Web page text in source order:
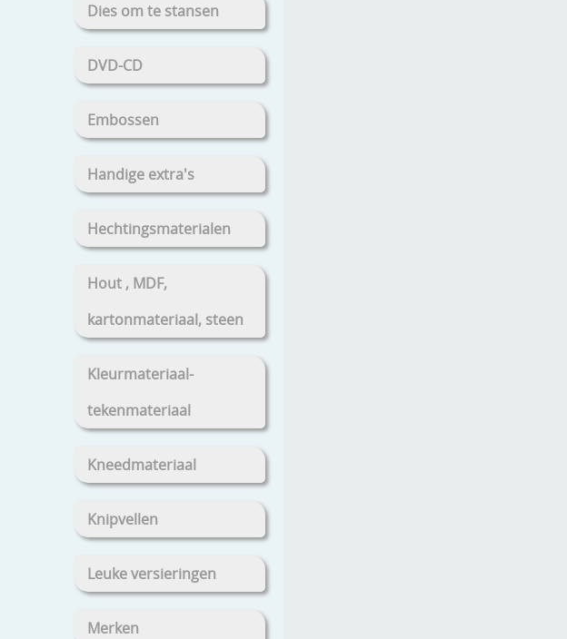
Dies om te stansen
DVD-CD
Embossen
Handige extra's
Hechtingsmaterialen
Hout , MDF,
kartonmateriaal, steen
Kleurmateriaal-
tekenmateriaal
Kneedmateriaal
Knipvellen
Leuke versieringen
Merken